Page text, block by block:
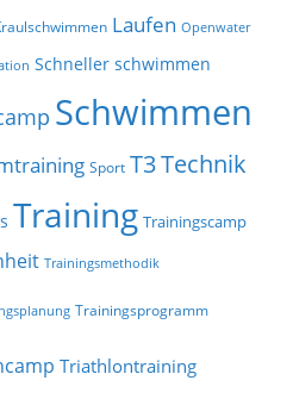
Laufen Openwater
Schneller schwimmen
Schwimmen
Sport T3Technik
Training Trainingscamp
Trainingsmethodik
Trainingsprogramm
Triathlontraining